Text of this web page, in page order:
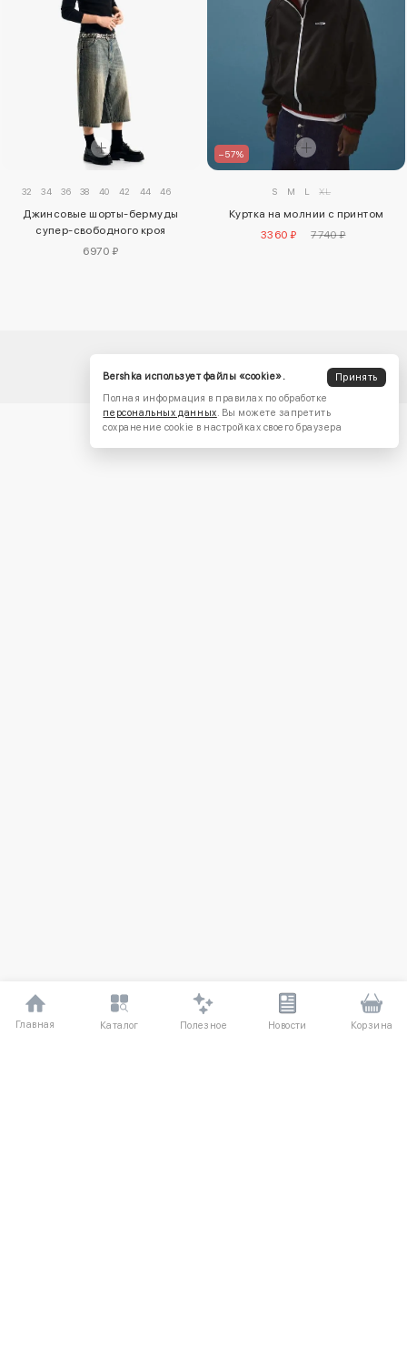
32 34 36 38 40 42 44 46
Джинсовые шорты-бермуды
супер-свободного кроя
6970 ₽
–57%
S M L XL
Куртка на молнии с принтом
3360 ₽
7740 ₽
Главная Каталог Полезное Новости Корзина
Bershka использует файлы «cookie».
Принять
Полная информация в правилах по обработке
персональных данных. Вы можете запретить
сохранение cookie в настройках своего браузера